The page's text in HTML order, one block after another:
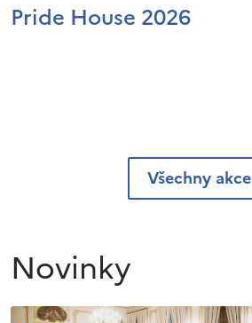
Pride House 2026
Všechny akce
Novinky